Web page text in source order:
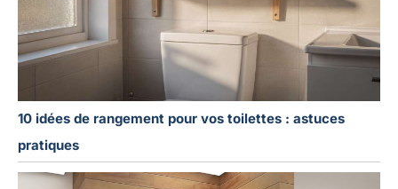
10 idées de rangement pour vos toilettes : astuces
pratiques